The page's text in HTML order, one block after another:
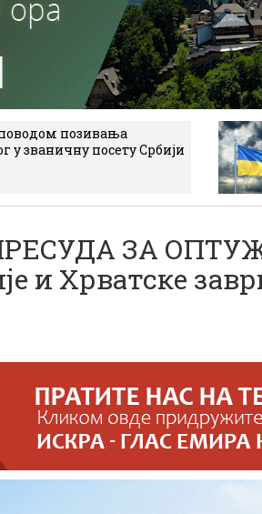
позивања
у званичну посету Србији
ЗА
и Хрватске